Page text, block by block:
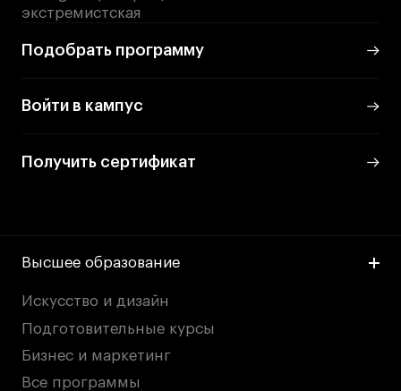
экстремистская
Подобрать программу
Войти в кампус
Получить сертификат
Высшее образование
Искусство и дизайн
Подготовительные курсы
Бизнес и маркетинг
Все программы